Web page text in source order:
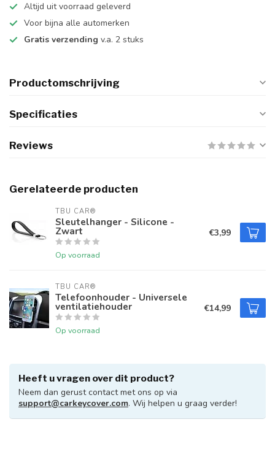
Altijd uit voorraad geleverd
Voor bijna alle automerken
Gratis verzending v.a. 2 stuks
Productomschrijving
Specificaties
Reviews
Gerelateerde producten
TBU CAR®
Sleutelhanger - Silicone -
Zwart
Op voorraad
€3,99
TBU CAR®
Telefoonhouder - Universele
ventilatiehouder
Op voorraad
€14,99
Heeft u vragen over dit product?
Neem dan gerust contact met ons op via
support@carkeycover.com. Wij helpen u graag verder!